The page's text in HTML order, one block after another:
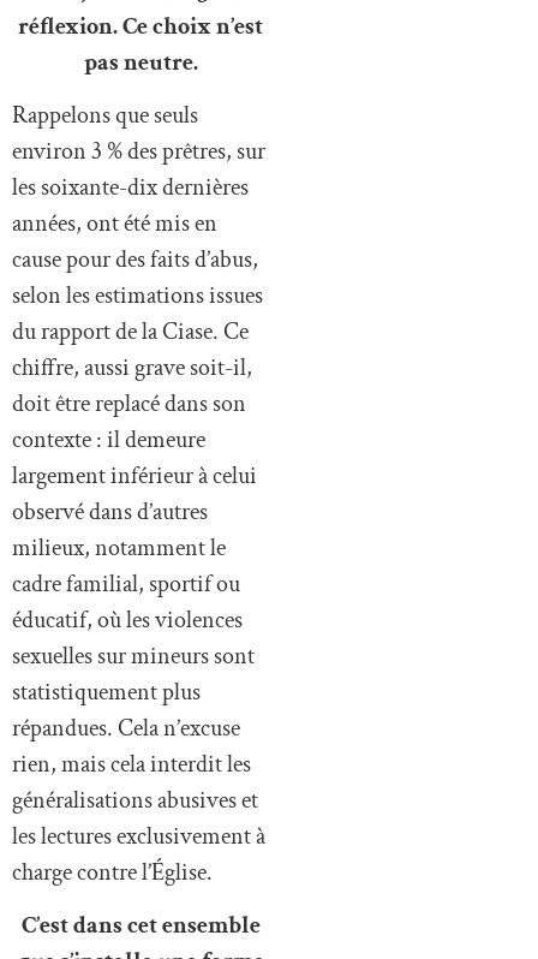
réflexion. Ce choix n’est
pas neutre.
Rappelons que seuls
environ 3 % des prêtres, sur
les soixante-dix dernières
années, ont été mis en
cause pour des faits d’abus,
selon les estimations issues
du rapport de la Ciase. Ce
chiffre, aussi grave soit-il,
doit être replacé dans son
contexte : il demeure
largement inférieur à celui
observé dans d’autres
milieux, notamment le
cadre familial, sportif ou
éducatif, où les violences
sexuelles sur mineurs sont
statistiquement plus
répandues. Cela n’excuse
rien, mais cela interdit les
généralisations abusives et
les lectures exclusivement à
charge contre l’Église.
C’est dans cet ensemble